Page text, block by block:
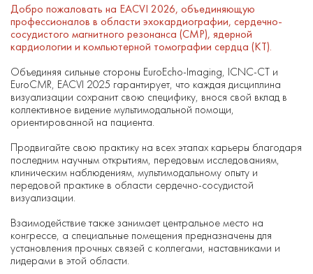
Добро пожаловать на EACVI 2026, объединяющую
профессионалов в области эхокардиографии, сердечно-
сосудистого магнитного резонанса (СМР), ядерной
кардиологии и компьютерной томографии сердца (КТ).
Объединяя сильные стороны EuroEcho-Imaging, ICNC-CT и
EuroCMR, EACVI 2025 гарантирует, что каждая дисциплина
визуализации сохранит свою специфику, внося свой вклад в
коллективное видение мультимодальной помощи,
ориентированной на пациента.
Продвигайте свою практику на всех этапах карьеры благодаря
последним научным открытиям, передовым исследованиям,
клиническим наблюдениям, мультимодальному опыту и
передовой практике в области сердечно-сосудистой
визуализации.
Взаимодействие также занимает центральное место на
конгрессе, а специальные помещения предназначены для
установления прочных связей с коллегами, наставниками и
лидерами в этой области.